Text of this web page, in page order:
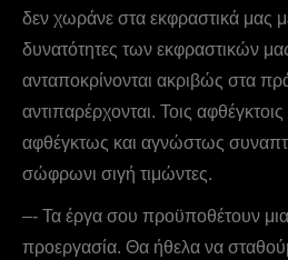
δεν χωράνε στα εκφραστικά μας
δυνατότητες των εκφραστικών
ανταποκρίνονται ακριβώς στα
αντιπαρέρχονται. Τοις
αφθέγκτως και αγνώστως
σώφρωνι σιγή τιμώντες.
–- Τα έργα σου προϋποθέτουν μια
προεργασία. Θα ήθελα να